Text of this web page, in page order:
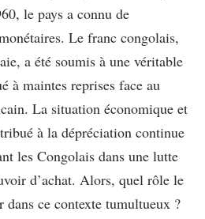
le pays a connu de
Le franc congolais,
a été soumis à une véritable
à maintes reprises face au
La situation économique et
à la dépréciation continue
les Congolais dans une lutte
d’achat. Alors, quel rôle le
ce contexte tumultueux ?